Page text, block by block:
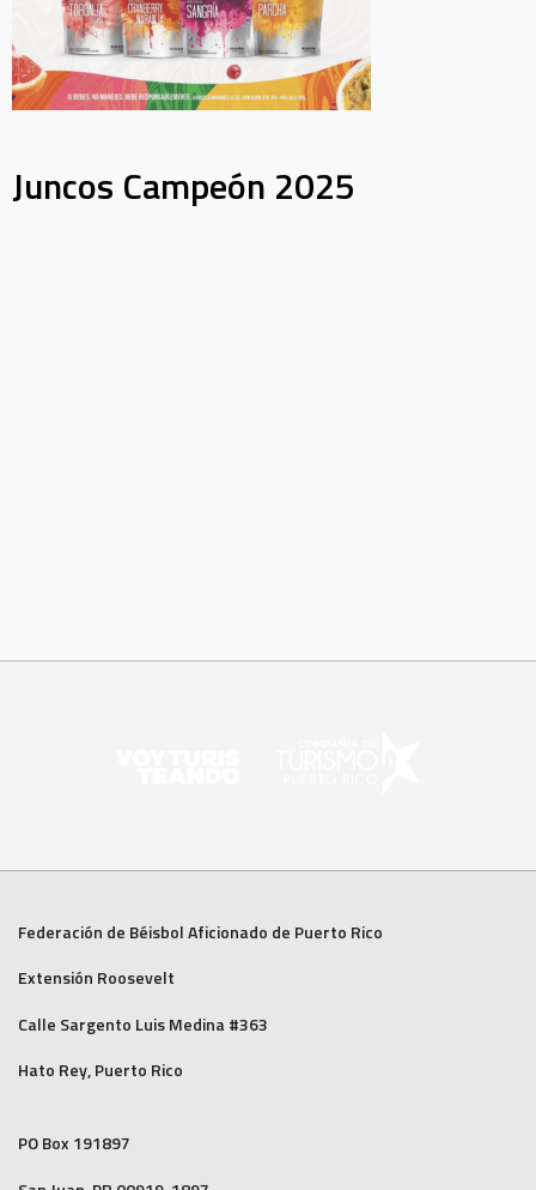
Juncos Campeón 2025
Federación de Béisbol Aficionado de Puerto Rico
Extensión Roosevelt
Calle Sargento Luis Medina #363
Hato Rey, Puerto Rico
PO Box 191897